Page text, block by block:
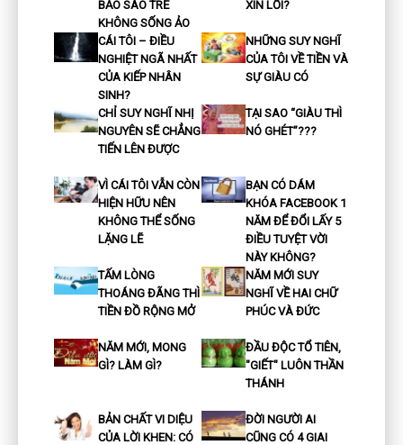
BẢO SAO TRẺ
KHÔNG SỐNG ẢO
XIN LỖI?
CÁI TÔI – ĐIỀU
NGHIỆT NGÃ NHẤT
CỦA KIẾP NHÂN
SINH?
NHỮNG SUY NGHĨ
CỦA TÔI VỀ TIỀN VÀ
SỰ GIÀU CÓ
CHỈ SUY NGHĨ NHỊ
NGUYÊN SẼ CHẲNG
TIẾN LÊN ĐƯỢC
TẠI SAO “GIÀU THÌ
NÓ GHÉT”???
VÌ CÁI TÔI VẪN CÒN
HIỆN HỮU NÊN
KHÔNG THỂ SỐNG
LẶNG LẼ
BẠN CÓ DÁM
KHÓA FACEBOOK 1
NĂM ĐỂ ĐỔI LẤY 5
ĐIỀU TUYỆT VỜI
NÀY KHÔNG?
TẤM LÒNG
THOÁNG ĐÃNG THÌ
TIỀN ĐỒ RỘNG MỞ
NĂM MỚI SUY
NGHĨ VỀ HAI CHỮ
PHÚC VÀ ĐỨC
NĂM MỚI, MONG
GÌ? LÀM GÌ?
ĐẦU ĐỘC TỔ TIÊN,
"GIẾT" LUÔN THẦN
THÁNH
BẢN CHẤT VI DIỆU
CỦA LỜI KHEN: CÓ
ĐỜI NGƯỜI AI
CŨNG CÓ 4 GIAI